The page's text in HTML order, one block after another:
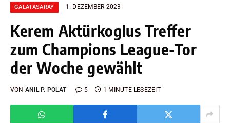
GALATASARAY 1. DEZEMBER 2023
Kerem Aktürkoglus Treffer
zum Champions League-Tor
der Woche gewählt
VON ANIL P. POLAT 5 1 MINUTE LESEZEIT